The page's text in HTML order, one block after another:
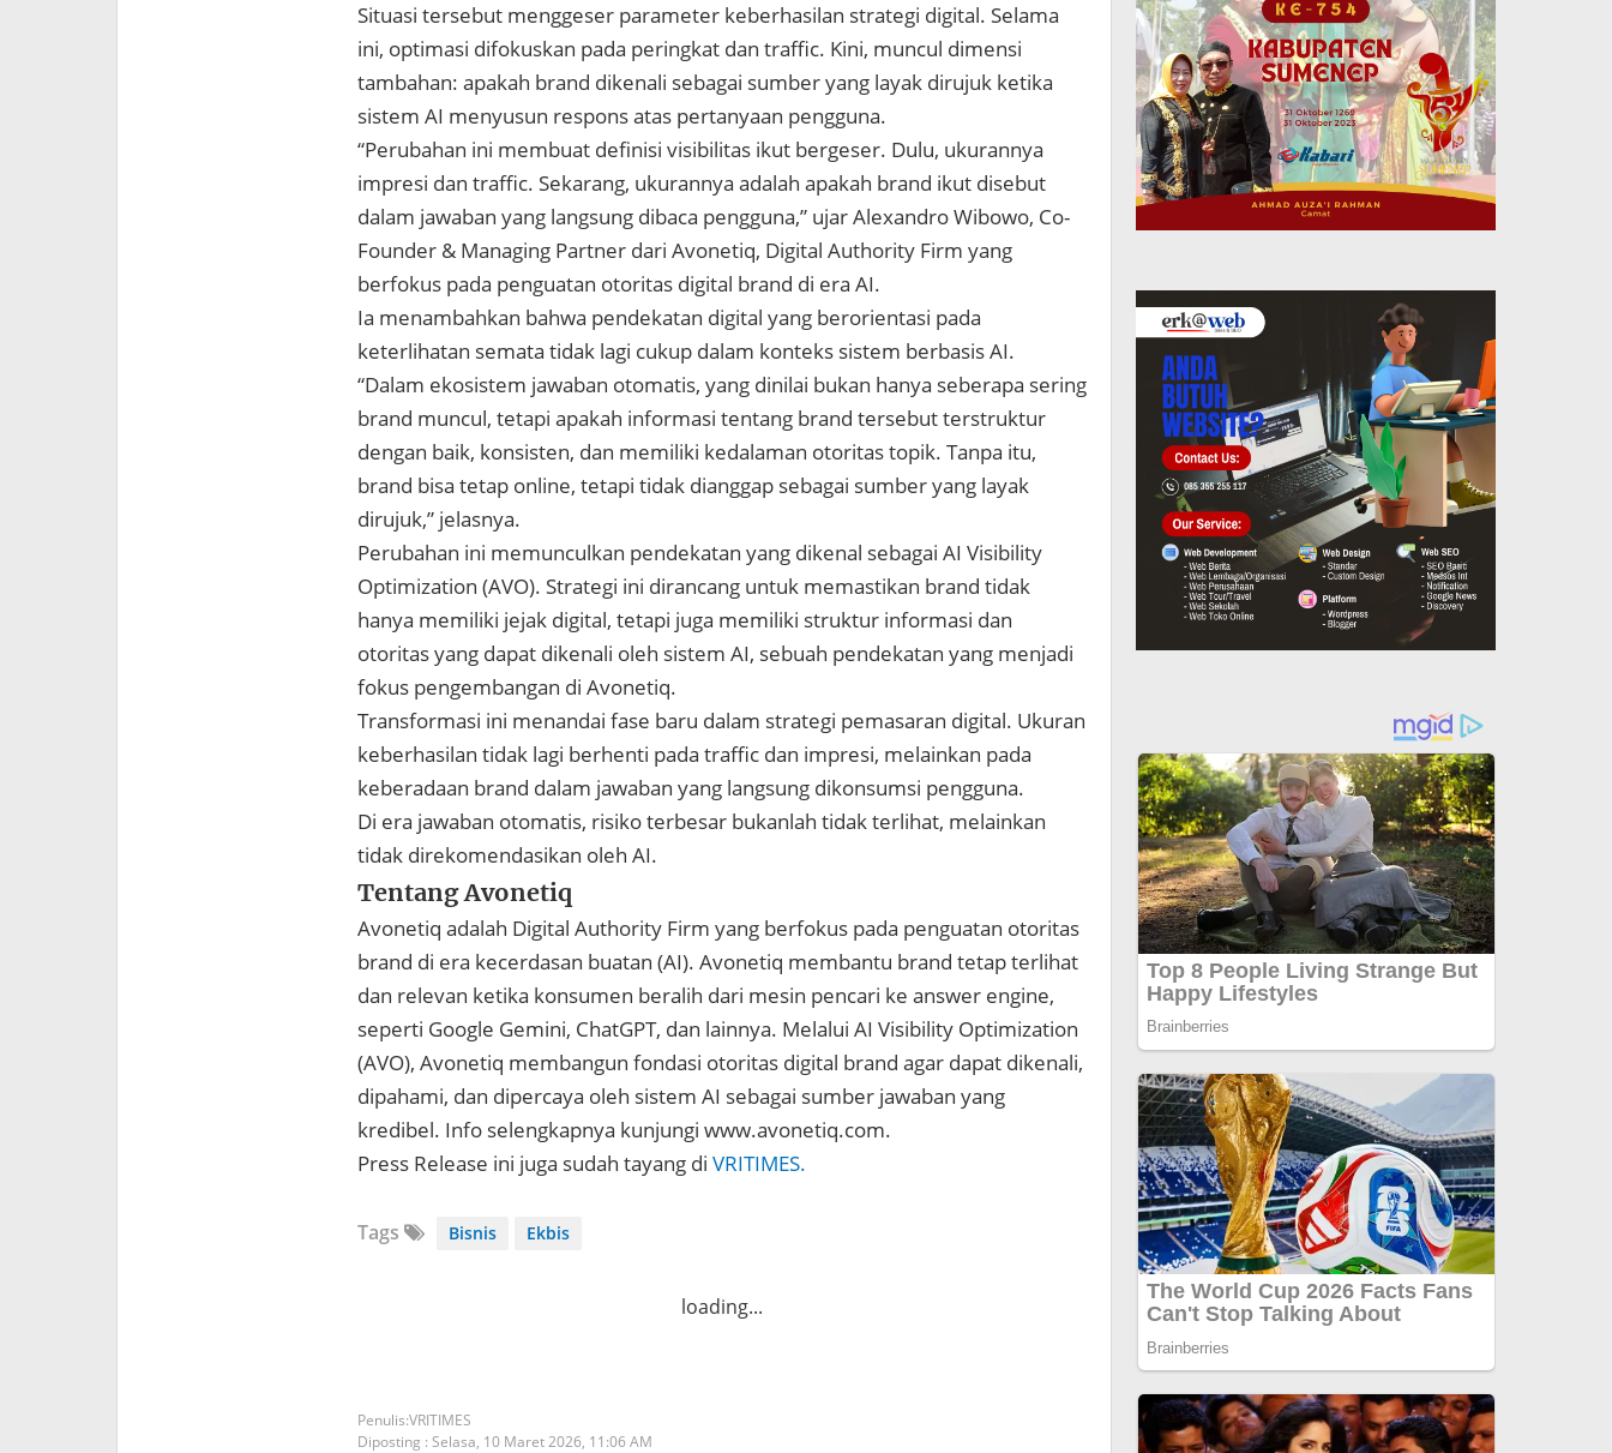
Situasi tersebut menggeser parameter keberhasilan strategi digital. Selama
ini, optimasi difokuskan pada peringkat dan traffic. Kini, muncul dimensi
tambahan: apakah brand dikenali sebagai sumber yang layak dirujuk ketika
sistem AI menyusun respons atas pertanyaan pengguna.
“Perubahan ini membuat definisi visibilitas ikut bergeser. Dulu, ukurannya
impresi dan traffic. Sekarang, ukurannya adalah apakah brand ikut disebut
dalam jawaban yang langsung dibaca pengguna,” ujar Alexandro Wibowo, Co-
Founder & Managing Partner dari Avonetiq, Digital Authority Firm yang
berfokus pada penguatan otoritas digital brand di era AI.
Ia menambahkan bahwa pendekatan digital yang berorientasi pada
keterlihatan semata tidak lagi cukup dalam konteks sistem berbasis AI.
“Dalam ekosistem jawaban otomatis, yang dinilai bukan hanya seberapa sering
brand muncul, tetapi apakah informasi tentang brand tersebut terstruktur
dengan baik, konsisten, dan memiliki kedalaman otoritas topik. Tanpa itu,
brand bisa tetap online, tetapi tidak dianggap sebagai sumber yang layak
dirujuk,” jelasnya.
Perubahan ini memunculkan pendekatan yang dikenal sebagai AI Visibility
Optimization (AVO). Strategi ini dirancang untuk memastikan brand tidak
hanya memiliki jejak digital, tetapi juga memiliki struktur informasi dan
otoritas yang dapat dikenali oleh sistem AI, sebuah pendekatan yang menjadi
fokus pengembangan di Avonetiq.
Transformasi ini menandai fase baru dalam strategi pemasaran digital. Ukuran
keberhasilan tidak lagi berhenti pada traffic dan impresi, melainkan pada
keberadaan brand dalam jawaban yang langsung dikonsumsi pengguna.
Di era jawaban otomatis, risiko terbesar bukanlah tidak terlihat, melainkan
tidak direkomendasikan oleh AI.
Tentang Avonetiq
Avonetiq adalah Digital Authority Firm yang berfokus pada penguatan otoritas
brand di era kecerdasan buatan (AI). Avonetiq membantu brand tetap terlihat
dan relevan ketika konsumen beralih dari mesin pencari ke answer engine,
seperti Google Gemini, ChatGPT, dan lainnya. Melalui AI Visibility Optimization
(AVO), Avonetiq membangun fondasi otoritas digital brand agar dapat dikenali,
dipahami, dan dipercaya oleh sistem AI sebagai sumber jawaban yang
kredibel. Info selengkapnya kunjungi www.avonetiq.com.
Press Release ini juga sudah tayang di VRITIMES.
Tags Bisnis Ekbis
loading...
VRITIMES
Diposting : Selasa, 10 Maret 2026, 11:06 AM